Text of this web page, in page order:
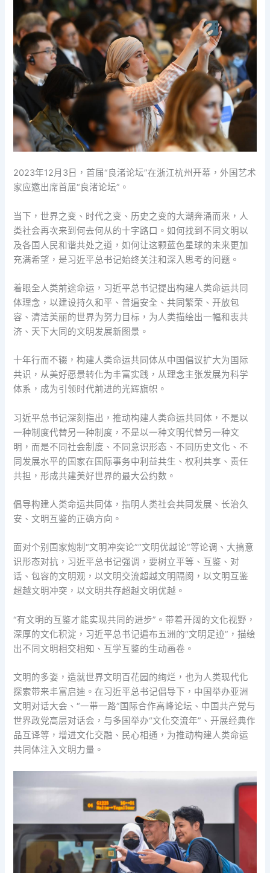
2023年12月3日，首届“良渚论坛”在浙江杭州开幕，外国艺术
家应邀出席首届“良渚论坛”。
当下，世界之变、时代之变、历史之变的大潮奔涌而来，人
类社会再次来到何去何从的十字路口。如何找到不同文明以
及各国人民和谐共处之道，如何让这颗蓝色星球的未来更加
充满希望，是习近平总书记始终关注和深入思考的问题。
着眼全人类前途命运，习近平总书记提出构建人类命运共同
体理念，以建设持久和平、普遍安全、共同繁荣、开放包
容、清洁美丽的世界为努力目标，为人类描绘出一幅和衷共
济、天下大同的文明发展新图景。
十年行而不辍，构建人类命运共同体从中国倡议扩大为国际
共识，从美好愿景转化为丰富实践，从理念主张发展为科学
体系，成为引领时代前进的光辉旗帜。
习近平总书记深刻指出，推动构建人类命运共同体，不是以
一种制度代替另一种制度，不是以一种文明代替另一种文
明，而是不同社会制度、不同意识形态、不同历史文化、不
同发展水平的国家在国际事务中利益共生、权利共享、责任
共担，形成共建美好世界的最大公约数。
倡导构建人类命运共同体，指明人类社会共同发展、长治久
安、文明互鉴的正确方向。
面对个别国家炮制“文明冲突论”“文明优越论”等论调、大搞意
识形态对抗，习近平总书记强调，要树立平等、互鉴、对
话、包容的文明观，以文明交流超越文明隔阂，以文明互鉴
超越文明冲突，以文明共存超越文明优越。
“有文明的互鉴才能实现共同的进步”。带着开阔的文化视野，
深厚的文化积淀，习近平总书记遍布五洲的“文明足迹”，描绘
出不同文明相交相知、互学互鉴的生动画卷。
文明的多姿，造就世界文明百花园的绚烂，也为人类现代化
探索带来丰富启迪。在习近平总书记倡导下，中国举办亚洲
文明对话大会、“一带一路”国际合作高峰论坛、中国共产党与
世界政党高层对话会，与多国举办“文化交流年”、开展经典作
品互译等，增进文化交融、民心相通，为推动构建人类命运
共同体注入文明力量。